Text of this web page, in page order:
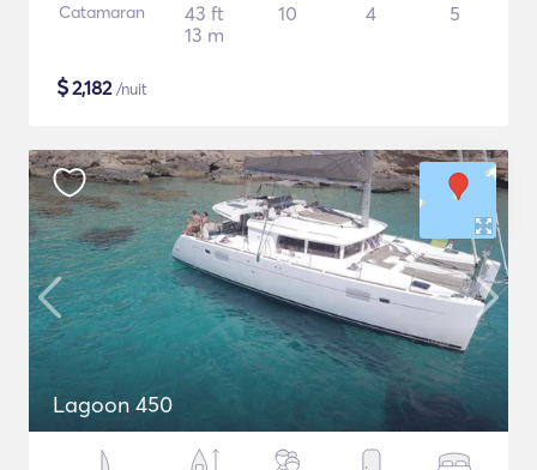
Catamaran
43 ft
13 m
10 4 5
$2,182/nuit
Lagoon 450